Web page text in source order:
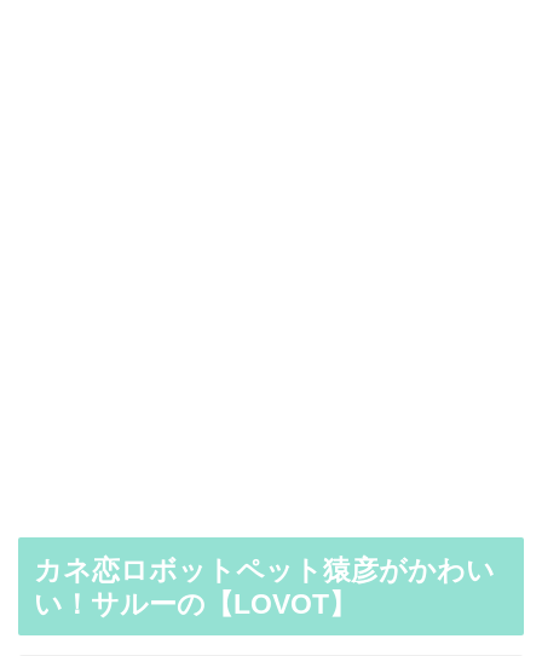
カネ恋ロボットペット猿彦がかわい
い！サルーの【LOVOT】